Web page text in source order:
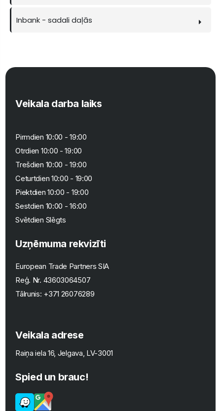
Inbank - sadali daļās
Veikala darba laiks
Pirmdien 10:00 - 19:00
Otrdien 10:00 - 19:00
Trešdien 10:00 - 19:00
Ceturtdien 10:00 - 19:00
Piektdien 10:00 - 19:00
Sestdien 10:00 - 16:00
Svētdien Slēgts
Uzņēmuma rekvizīti
European Trade Partners SIA
Reģ. Nr. 43603064507
Tālrunis: +371 26076289
Veikala adrese
Raiņa iela 16, Jelgava, LV-3001
Spied un brauc!